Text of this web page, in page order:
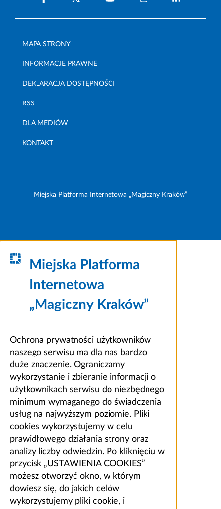
MAPA STRONY
INFORMACJE PRAWNE
DEKLARACJA DOSTĘPNOŚCI
RSS
DLA MEDIÓW
KONTAKT
Miejska Platforma Internetowa „Magiczny Kraków”
Miejska Platforma
Internetowa
„Magiczny Kraków”
Ochrona prywatności użytkowników
naszego serwisu ma dla nas bardzo
duże znaczenie. Ograniczamy
wykorzystanie i zbieranie informacji o
użytkownikach serwisu do niezbędnego
minimum wymaganego do świadczenia
usług na najwyższym poziomie. Pliki
cookies wykorzystujemy w celu
prawidłowego działania strony oraz
analizy liczby odwiedzin. Po kliknięciu w
przycisk „USTAWIENIA COOKIES”
możesz otworzyć okno, w którym
dowiesz się, do jakich celów
wykorzystujemy pliki cookie, i